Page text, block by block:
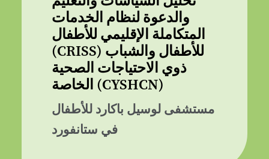
والدعوة لنظام الخدمات
المتكاملة الإقليمي للأطفال
(CRISS) للأطفال والشباب
ذوي الاحتياجات الصحية
الخاصة (CYSHCN)
مستشفى لوسيل باكارد للأطفال
في ستانفورد